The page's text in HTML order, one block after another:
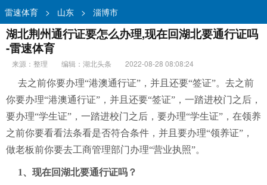
雷速体育 > 山东 > 淄博市
湖北荆州通行证要怎么办理,现在回湖北要通行证吗
-雷速体育
来源：整理 编辑：湖北头条
2022-08-28 08:08:24
去之前你要办理“港澳通行证”，并且还要“签证”。去之前
你要办理“港澳通行证”，并且还要“签证”，一踏进校门之后，
要办理“学生证”，一踏进校门之后，要办理“学生证”，在领养
之前你要看看法条看是否符合条件，并且要办理“领养证”，
做老板前你要去工商管理部门办理“营业执照”。
1、现在回湖北要通行证吗？